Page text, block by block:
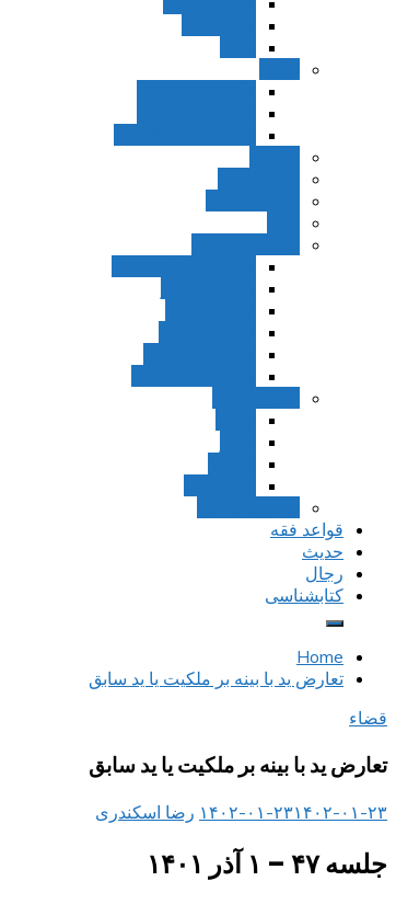
قواعد فقه
حدیث
رجال
کتابشناسی
Home
تعارض ید با بینه بر ملکیت یا ید سابق
قضاء
تعارض ید با بینه بر ملکیت یا ید سابق
۱۴۰۲-۰۱-۲۳۱۴۰۲-۰۱-۲۳ رضا اسکندری
جلسه ۴۷ – ۱ آذر ۱۴۰۱